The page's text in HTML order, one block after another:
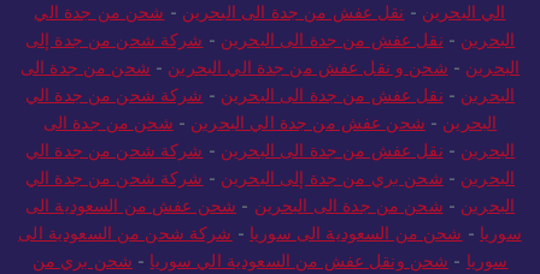
الي البحرين - نقل عفش من جدة الى البحرين - شحن من جدة الي
البحرين - نقل عفش من جدة الى البحرين - شركة شحن من جدة إلى
البحرين - شحن و نقل عفش من جدة الي البحرين - شحن من جدة الى
البحرين - نقل عفش من جدة الى البحرين - شركة شحن من جدة الي
البحرين - شحن عفش من جدة الي البحرين - شحن من جدة الى
البحرين - نقل عفش من جدة الى البحرين - شركة شحن من جدة الي
البحرين - شحن بري من جدة إلى البحرين - شركة شحن من جدة الي
البحرين - شحن من جدة الى البحرين - شحن عفش من السعودية الى
سوريا - شحن من السعودية الى سوريا - شركة شحن من السعودية الى
سوريا - شحن ونقل عفش من السعودية الي سوريا - شحن بري من